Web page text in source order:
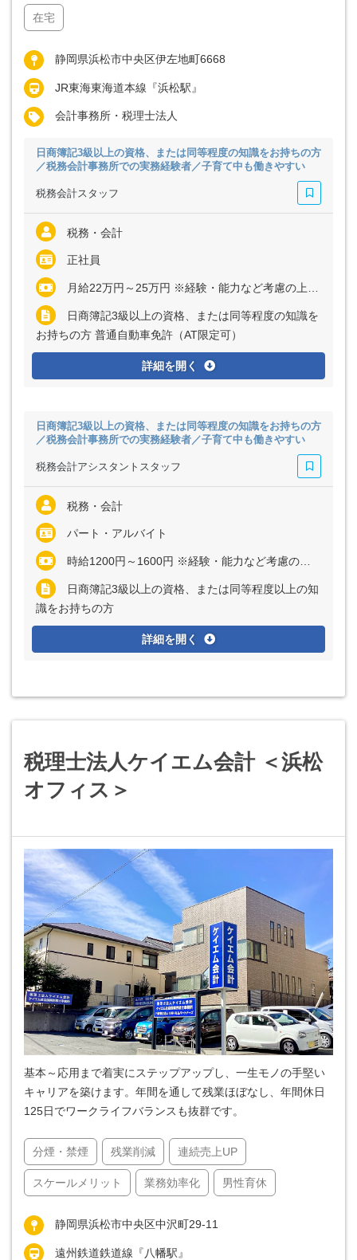
在宅
静岡県浜松市中央区伊左地町6668
JR東海東海道本線『浜松駅』
会計事務所・税理士法人
日商簿記3級以上の資格、または同等程度の知識をお持ちの方
／税務会計事務所での実務経験者／子育て中も働きやすい
税務会計スタッフ
税務・会計
正社員
月給22万円～25万円 ※経験・能力など考慮の上、決定いたします ※残業代は全額支給
日商簿記3級以上の資格、または同等程度の知識を
お持ちの方 普通自動車免許（AT限定可）
詳細を開く
日商簿記3級以上の資格、または同等程度の知識をお持ちの方
／税務会計事務所での実務経験者／子育て中も働きやすい
税務会計アシスタントスタッフ
税務・会計
パート・アルバイト
時給1200円～1600円 ※経験・能力など考慮の上、決定いたします ※残業代は全額支給
日商簿記3級以上の資格、または同等程度以上の知
識をお持ちの方
詳細を開く
税理士法人ケイエム会計 ＜浜松
オフィス＞
基本～応用まで着実にステップアップし、一生モノの手堅い
キャリアを築けます。年間を通して残業ほぼなし、年間休日
125日でワークライフバランスも抜群です。
分煙・禁煙 残業削減 連続売上UP
スケールメリット 業務効率化 男性育休
静岡県浜松市中央区中沢町29-11
遠州鉄道鉄道線『八幡駅』